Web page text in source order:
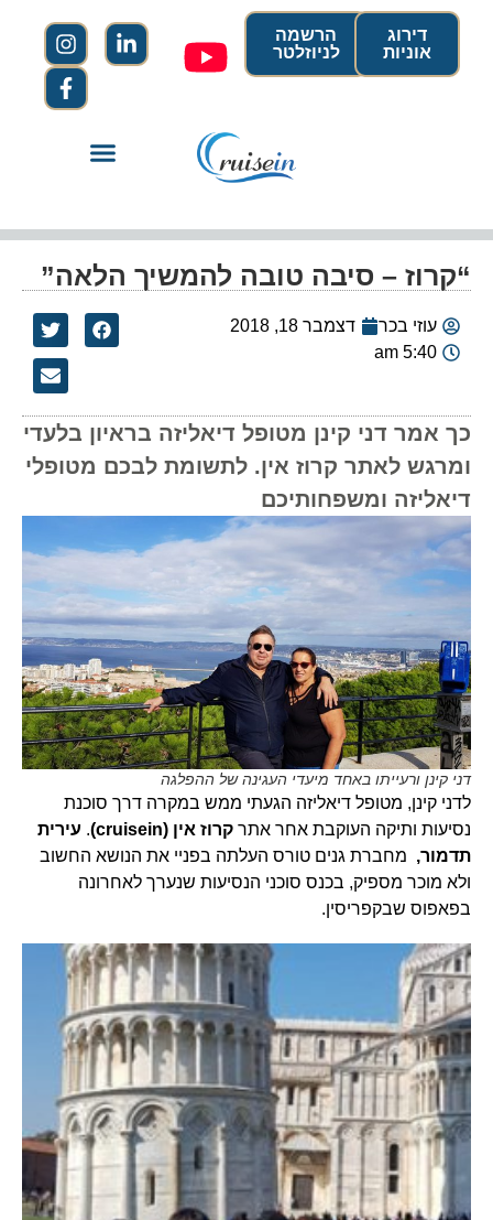
הרשמה
לניוזלטר
דירוג
אוניות
“קרוז – סיבה טובה להמשיך הלאה”
עוזי בכר
דצמבר 18, 2018
5:40 am
כך אמר דני קינן מטופל דיאליזה בראיון בלעדי
ומרגש לאתר קרוז אין. לתשומת לבכם מטופלי
דיאליזה ומשפחותיכם
דני קינן ורעייתו באחד מיעדי העגינה של ההפלגה
לדני קינן, מטופל דיאליזה הגעתי ממש במקרה דרך סוכנת
נסיעות ותיקה העוקבת אחר אתרקרוז אין (cruisein) .עירית
תדמור,מחברת גנים טורס העלתה בפניי את הנושא החשוב
ולא מוכר מספיק, בכנס סוכני הנסיעות שנערך לאחרונה
בפאפוס שבקפריסין.